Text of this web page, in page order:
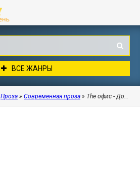
ВСЕ ЖАНРЫ
Проза » Современная проза » The офис -